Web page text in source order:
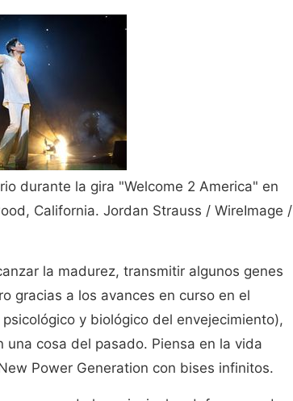
durante la gira "Welcome 2 America" ​​en
California. Jordan Strauss / WireImage /
la madurez, transmitir algunos genes
gracias a los avances en curso en el
y biológico del envejecimiento),
cosa del pasado. Piensa en la vida
Power Generation con bises infinitos.